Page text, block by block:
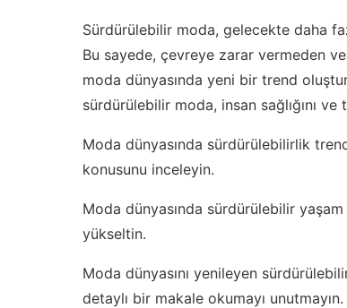
Sürdürülebilir moda, gelecekte daha
Bu sayede, çevreye zarar vermeden
moda dünyasında yeni bir trend
sürdürülebilir moda, insan sağlığını ve
Moda dünyasında sürdürülebilirlik
konusunu inceleyin.
Moda dünyasında sürdürülebilir
yükseltin.
Moda dünyasını yenileyen
detaylı bir makale okumayı unutmayın.